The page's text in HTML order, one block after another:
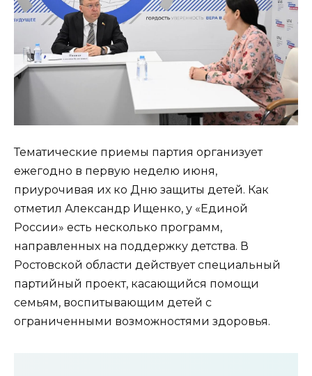
Тематические приемы партия организует
ежегодно в первую неделю июня,
приурочивая их ко Дню защиты детей. Как
отметил Александр Ищенко, у «Единой
России» есть несколько программ,
направленных на поддержку детства. В
Ростовской области действует специальный
партийный проект, касающийся помощи
семьям, воспитывающим детей с
ограниченными возможностями здоровья.